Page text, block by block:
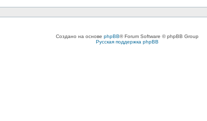
Создано на основе phpBB® Forum Software © phpBB Group
Русская поддержка phpBB